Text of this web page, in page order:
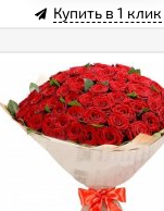
Купить в 1 клик